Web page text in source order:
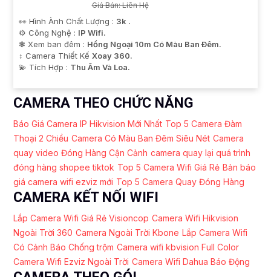
Giá Bán: Liên Hệ
👀 Hình Ành Chất Lượng : 3k .
⚙ Công Nghệ : IP Wifi.
❃ Xem ban đêm : Hồng Ngoại 10m Có Màu Ban Ðêm.
↕️ Camera Thiết Kế Xoay 360.
️💫 Tích Hợp : Thu Âm Và Loa.
CAMERA THEO CHỨC NĂNG
Báo Giá Camera IP Hikvision Mới Nhất Top 5 Camera Đàm
Thoại 2 Chiều Camera Có Màu Ban Đêm Siêu Nét Camera
quay video Đóng Hàng Cận Cảnh camera quay lại quá trình
đóng hàng shopee tiktok Top 5 Camera Wifi Giá Rẻ Bản báo
giá camera wifi ezviz mới Top 5 Camera Quay Đóng Hàng
CAMERA KẾT NỐI WIFI
Lắp Camera Wifi Giá Rẻ Visioncop Camera Wifi Hikvision
Ngoài Trời 360 Camera Ngoài Trời Kbone Lắp Camera Wifi
Có Cảnh Báo Chống trộm Camera wifi kbvision Full Color
Camera Wifi Ezviz Ngoài Trời Camera Wifi Dahua Báo Động